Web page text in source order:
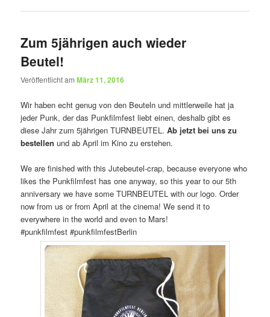
Zum 5jährigen auch wieder
Beutel!
Veröffentlicht amMärz 11, 2016
Wir haben echt genug von den Beuteln und mittlerweile hat ja
jeder Punk, der das Punkfilmfest liebt einen, deshalb gibt es
diese Jahr zum 5jährigen TURNBEUTEL.Ab jetzt bei uns zu
bestellen und ab April im Kino zu erstehen.
We are finished with this Jutebeutel-crap, because everyone who
likes the Punkfilmfest has one anyway, so this year to our 5th
anniversary we have some TURNBEUTEL with our logo. Order
now from us or from April at the cinema! We send it to
everywhere in the world and even to Mars!
‪#‎punkfilmfest‬ ‪#‎punkfilmfestBerlin‬